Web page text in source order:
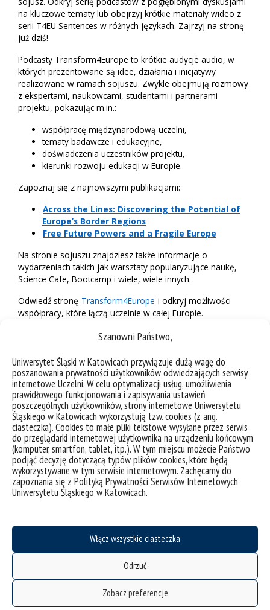
Szanowni Państwo,
Uniwersytet Śląski w Katowicach przywiązuje dużą wagę do
poszanowania prywatności użytkowników odwiedzających serwisy
internetowe Uczelni. W celu optymalizacji usług, umożliwienia
prawidłowego funkcjonowania i zapisywania ustawień
poszczególnych użytkowników, strony internetowe Uniwersytetu
Śląskiego w Katowicach wykorzystują tzw. cookies (z ang.
ciasteczka). Cookies to małe pliki tekstowe wysyłane przez serwis
do przeglądarki internetowej użytkownika na urządzeniu końcowym
(komputer, smartfon, tablet, itp.). W tym miejscu możecie Państwo
podjąć decyzję dotyczącą typów plików cookies, które będą
wykorzystywane w tym serwisie internetowym. Zachęcamy do
zapoznania się z Polityką Prywatności Serwisów Internetowych
Uniwersytetu Śląskiego w Katowicach.
Włącz wszystkie ciasteczka
Odrzuć
Zobacz preferencje
na kluczowe tematy lub obejrzyj krótkie materiały wideo z
serii T4EU Sentences w różnych językach. Zajrzyj na stronę
już dziś!
Podcasty Transform4Europe to krótkie audycje audio, w
których prezentowane są idee, działania i inicjatywy
realizowane w ramach sojuszu. Zwykle obejmują rozmowy
z ekspertami, naukowcami, studentami i partnerami
projektu, pokazując m.in.:
współpracę międzynarodową uczelni,
tematy badawcze i edukacyjne,
doświadczenia uczestników projektu,
kierunki rozwoju edukacji w Europie.
Zapoznaj się z najnowszymi publikacjami:
Across the Lines: Discovering the Potential of
Europe’s Border Regions
Free Future Powers and a Fragile Europe
Na stronie sojuszu znajdziesz także informacje o
wydarzeniach takich jak warsztaty popularyzujące naukę,
Science Cafe, Bootcamp i wiele, wiele innych.
Odwiedź stronę Transform4Europe i odkryj możliwości
współpracy, które łączą uczelnie w całej Europie.
USOSweb